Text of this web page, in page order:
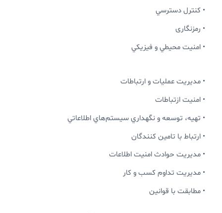
• کنترل دسترسي
• رمزنگاری
• امنيت محيطي و فيزيکي
• مديريت عمليات و ارتباطات
• امنیت ازتباطات
• تهيه، توسعه و نگهداري سيستم‌هاي اطلاعاتي
• ارتباط با تامین کنندگان
• مديريت حوادث امنيت اطلاعات
• مديريت تداوم کسب و کار
• مطابقت با قوانين